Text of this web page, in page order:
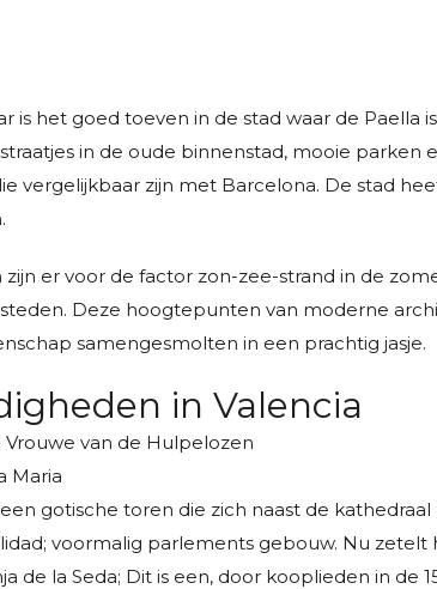
is het goed toeven in de stad waar de
in de oude binnenstad, mooie
vergelijkbaar zijn met Barcelona. De stad
zijn er voor de factor zon-zee-strand in de
Deze hoogtepunten van moderne
samengesmolten in een prachtig jasje.
in Valencia
Vrouwe van de Hulpelozen
Maria
gotische toren die zich naast de
voormalig parlements gebouw. Nu
de la Seda; Dit is een, door kooplieden in